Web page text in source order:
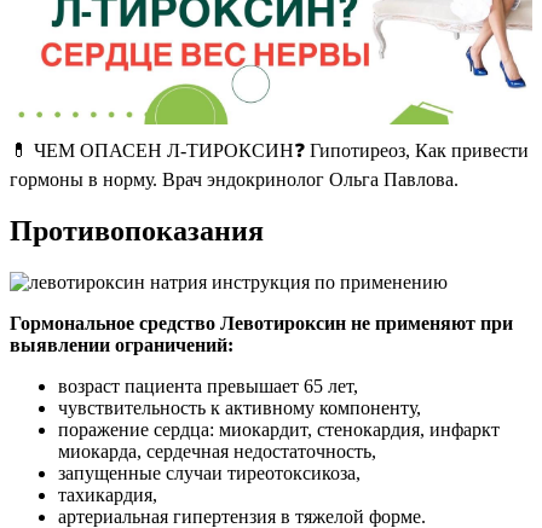
💊 ЧЕМ ОПАСЕН Л-ТИРОКСИН❓ Гипотиреоз, Как привести
гормоны в норму. Врач эндокринолог Ольга Павлова.
Противопоказания
Гормональное средство Левотироксин не применяют при
выявлении ограничений:
возраст пациента превышает 65 лет,
чувствительность к активному компоненту,
поражение сердца: миокардит, стенокардия, инфаркт
миокарда, сердечная недостаточность,
запущенные случаи тиреотоксикоза,
тахикардия,
артериальная гипертензия в тяжелой форме.